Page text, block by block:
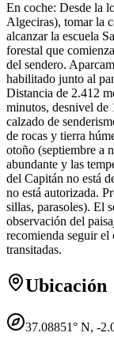
En coche: Desde la
Algeciras), tomar la
alcanzar la escuela
forestal que
del sendero.
habilitado junto al
Distancia de 2.412
minutos, desnivel de
calzado de
de rocas y tierra
otoño (septiembre a
abundante y las
del Capitán no está
no está autorizada.
sillas, parasoles). El
observación del
recomienda seguir
transitadas.
Ubicación
37.08851° N, -